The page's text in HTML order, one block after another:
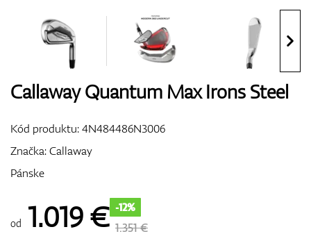
Bagy
Callaway Quantum Max Irons Steel
Kód produktu:4N484486N3006
Značka:Callaway
Pánske
od 1.019€ -12%
1.351 €